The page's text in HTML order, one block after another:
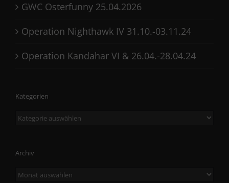
GWC Osterfunny 25.04.2026
Operation Nighthawk IV 31.10.-03.11.24
Operation Kandahar VI & 26.04.-28.04.24
Kategorien
Kategorien
Archiv
Archiv